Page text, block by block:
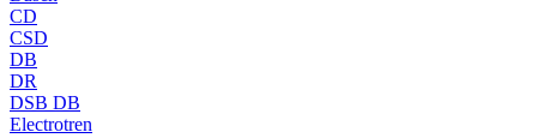
CD
CSD
DB
DR
DSB DB
Electrotren